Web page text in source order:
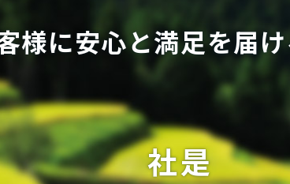
様に安心と満足を届
社是